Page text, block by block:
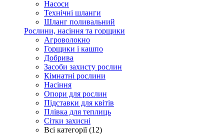
Насоси
Технічні шланги
Шланг поливальний
Рослини, насіння та горщики
Агроволокно
Горщики і кашпо
Добрива
Засоби захисту рослин
Кімнатні рослини
Насіння
Опори для рослин
Підставки для квітів
Плівка для теплиць
Сітки захисні
Всі категорії (12)